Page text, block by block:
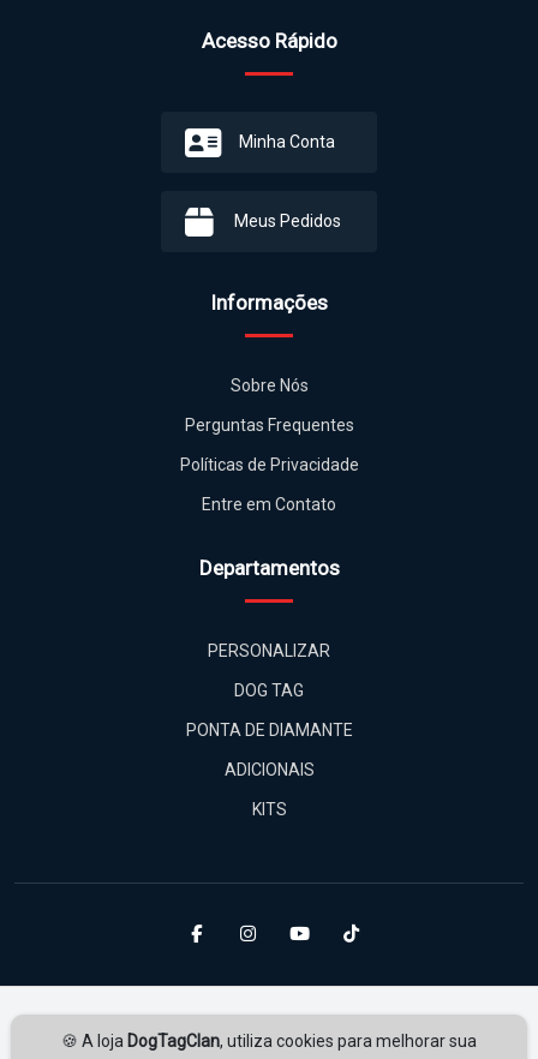
🍪 A loja DogTagClan, utiliza cookies para melhorar sua
Acesso Rápido
Minha Conta
Meus Pedidos
Informações
Sobre Nós
Perguntas Frequentes
Políticas de Privacidade
Entre em Contato
Departamentos
PERSONALIZAR
DOG TAG
PONTA DE DIAMANTE
ADICIONAIS
KITS